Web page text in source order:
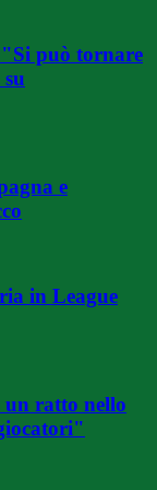
può tornare
e
in League
un ratto nello